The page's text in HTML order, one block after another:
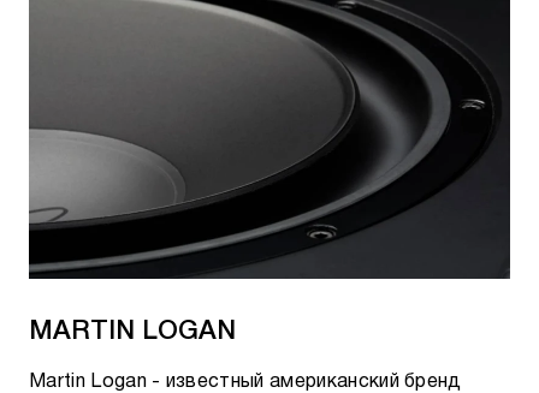
MARTIN LOGAN
Martin Logan - известный американский бренд